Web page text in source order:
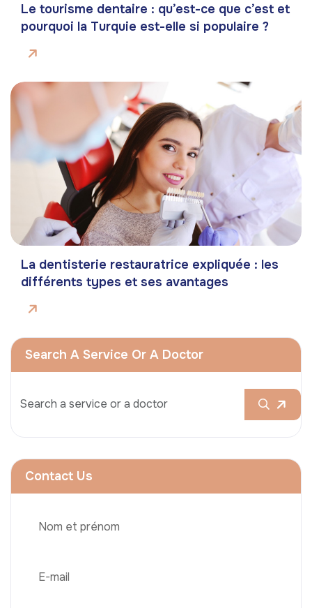
Le tourisme dentaire : qu’est-ce que c’est et
pourquoi la Turquie est-elle si populaire ?
La dentisterie restauratrice expliquée : les
différents types et ses avantages
Search A Service Or A Doctor
Contact Us